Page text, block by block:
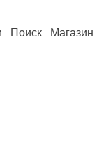
Поиск Магазин